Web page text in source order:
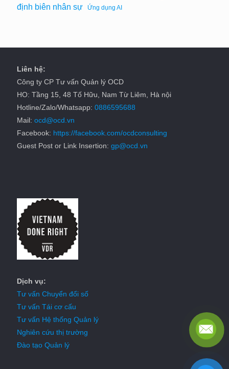
định biên nhân sự Ứng dụng AI
Liên hệ:
Công ty CP Tư vấn Quản lý OCD
HO: Tầng 15, 48 Tố Hữu, Nam Từ Liêm, Hà nội
Hotline/Zalo/Whatsapp: 0886595688
Mail: ocd@ocd.vn
Facebook: https://facebook.com/ocdconsulting
Guest Post or Link Insertion: gp@ocd.vn
Dịch vụ:
Tư vấn Chuyển đổi số
Tư vấn Tái cơ cấu
Tư vấn Hệ thống Quản lý
Nghiên cứu thị trường
Đào tạo Quản lý